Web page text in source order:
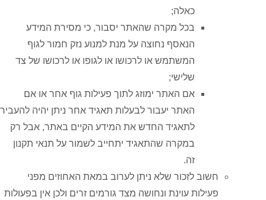
כאלה;
בכל מקרה שהאתר יסבור, כי מסירת המידע
הנאסף נחוצה על מנת למנוע נזק חמור לגוף
המשתמש או לרכושו או לגופו או לרכושו של צד
שלישי;
אם האתר ימוזג לתוך פעילות גוף אחר או אם
האתר יעבור לבעלות תאגיד אחר ניתן יהיה להעביר
לתאגיד החדש את המידע הקיים באתר, אבל רק
במקרה שהתאגיד יתחייב לשמור על תנאי תקנון
זה.
חשוב לזכור שלא ניתן לערוב במאת האחוזים מפני
פעילות עוינת ונחושה מצד גורמים זרים ולכן אין בפעולות